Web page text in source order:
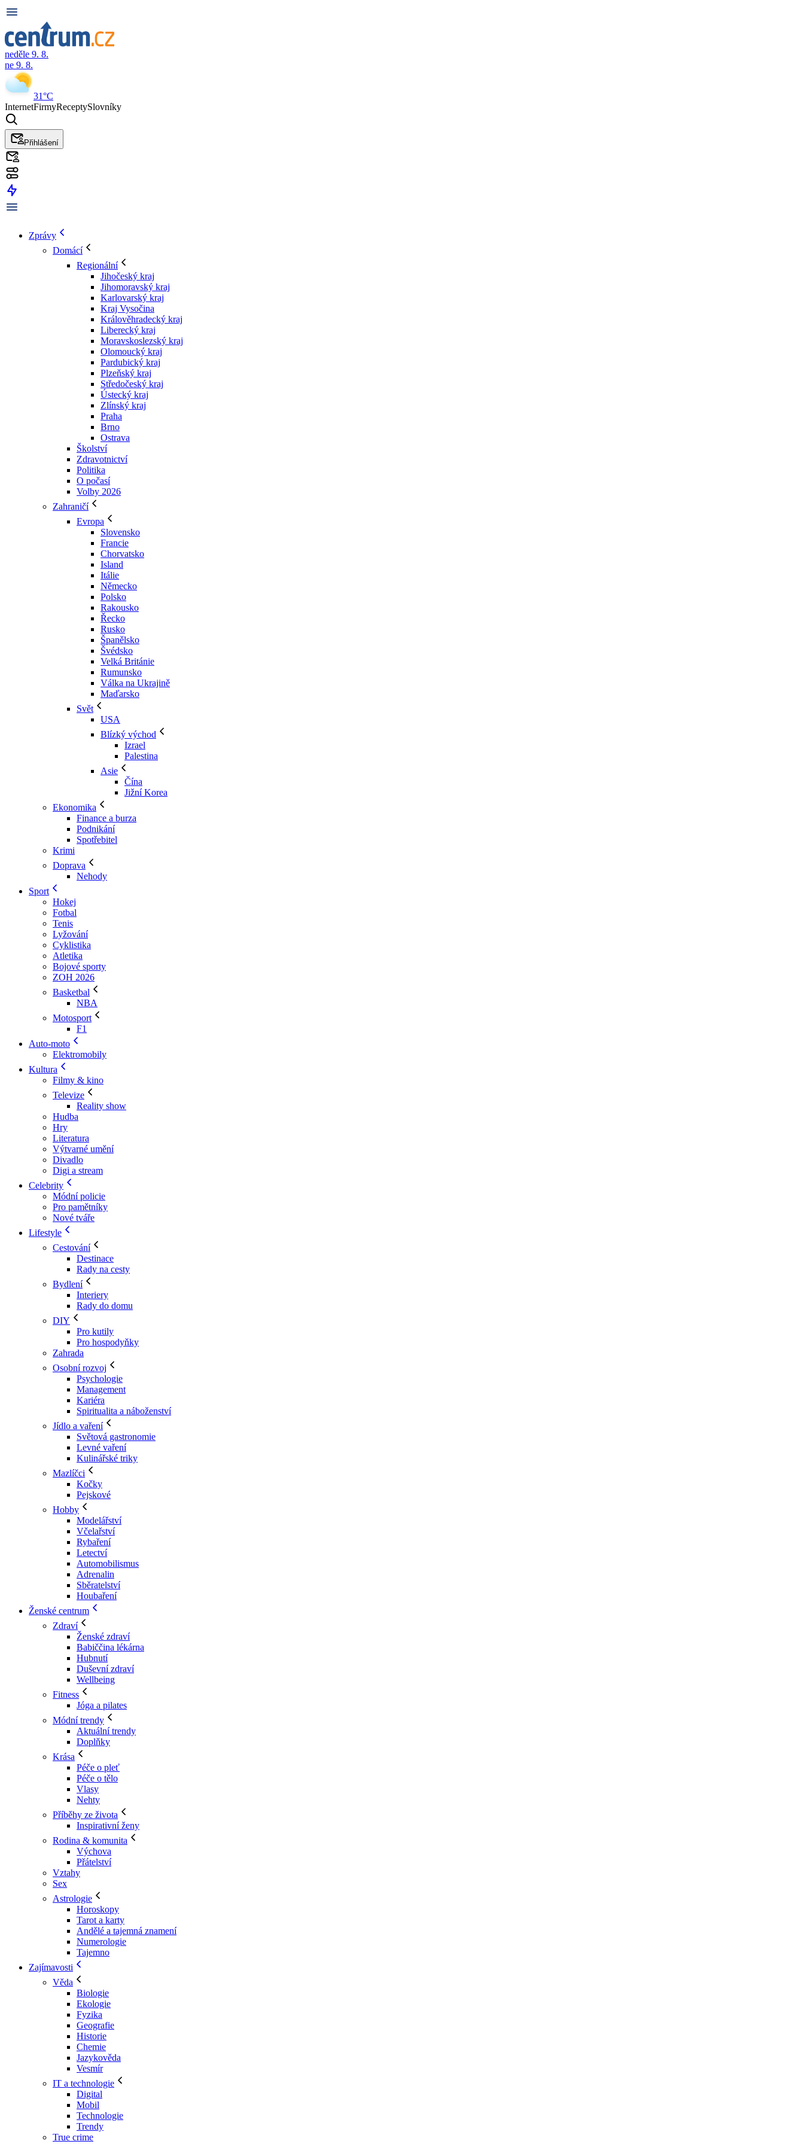
neděle 9. 8.
ne 9. 8.
31°C
InternetFirmyReceptySlovníky
Přihlášení
Zprávy
Domácí
Regionální
Jihočeský kraj
Jihomoravský kraj
Karlovarský kraj
Kraj Vysočina
Králověhradecký kraj
Liberecký kraj
Moravskoslezský kraj
Olomoucký kraj
Pardubický kraj
Plzeňský kraj
Středočeský kraj
Ústecký kraj
Zlínský kraj
Praha
Brno
Ostrava
Školství
Zdravotnictví
Politika
O počasí
Volby 2026
Zahraničí
Evropa
Slovensko
Francie
Chorvatsko
Island
Itálie
Německo
Polsko
Rakousko
Řecko
Rusko
Španělsko
Švédsko
Velká Británie
Rumunsko
Válka na Ukrajině
Maďarsko
Svět
USA
Blízký východ
Izrael
Palestina
Asie
Čína
Jižní Korea
Ekonomika
Finance a burza
Podnikání
Spotřebitel
Krimi
Doprava
Nehody
Sport
Hokej
Fotbal
Tenis
Lyžování
Cyklistika
Atletika
Bojové sporty
ZOH 2026
Basketbal
NBA
Motosport
F1
Auto-moto
Elektromobily
Kultura
Filmy & kino
Televize
Reality show
Hudba
Hry
Literatura
Výtvarné umění
Divadlo
Digi a stream
Celebrity
Módní policie
Pro pamětníky
Nové tváře
Lifestyle
Cestování
Destinace
Rady na cesty
Bydlení
Interiery
Rady do domu
DIY
Pro kutily
Pro hospodyňky
Zahrada
Osobní rozvoj
Psychologie
Management
Kariéra
Spiritualita a náboženství
Jídlo a vaření
Světová gastronomie
Levné vaření
Kulinářské triky
Mazlíčci
Kočky
Pejskové
Hobby
Modelářství
Včelařství
Rybaření
Letectví
Automobilismus
Adrenalin
Sběratelství
Houbaření
Ženské centrum
Zdraví
Ženské zdraví
Babiččina lékárna
Hubnutí
Duševní zdraví
Wellbeing
Fitness
Jóga a pilates
Módní trendy
Aktuální trendy
Doplňky
Krása
Péče o pleť
Péče o tělo
Vlasy
Nehty
Příběhy ze života
Inspirativní ženy
Rodina & komunita
Výchova
Přátelství
Vztahy
Sex
Astrologie
Horoskopy
Tarot a karty
Andělé a tajemná znamení
Numerologie
Tajemno
Zajímavosti
Věda
Biologie
Ekologie
Fyzika
Geografie
Historie
Chemie
Jazykověda
Vesmír
IT a technologie
Digital
Mobil
Technologie
Trendy
True crime